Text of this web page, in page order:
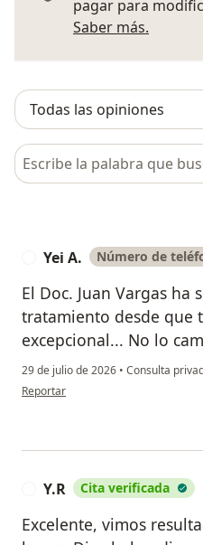
pagar para
Saber más.
Busca en opiniones
Yei A. Número de
El Doc. Juan Vargas ha
tratamiento desde que
excepcional... No lo
29 de julio de 2026 • Consulta
en opinión del usuario Yei A.
Reportar
Y.R Cita verificada
Excelente, vimos